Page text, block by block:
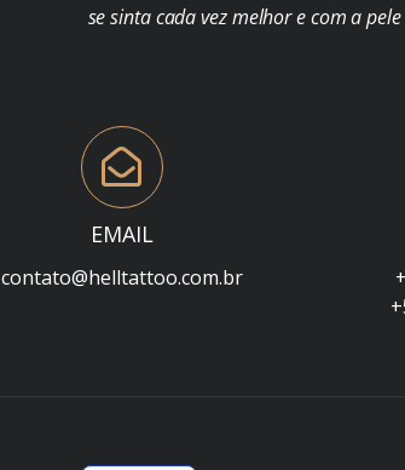
se sinta cada vez melhor e com a
EMAIL
contato@helltattoo.com.br